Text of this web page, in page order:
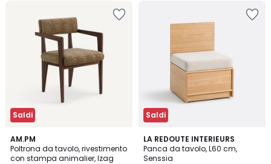
Saldi
AM.PM
Poltrona da tavolo, rivestimento
con stampa animalier, Izag
Saldi
LA REDOUTE INTERIEURS
Panca da tavolo, L60 cm,
Senssia